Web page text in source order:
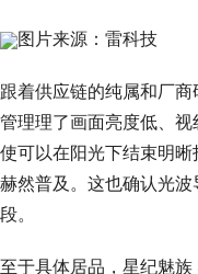
图片来源：雷科技
跟着供应链的纯属和厂
管理理了画面亮度低、
使可以在阳光下结束明
赫然普及。这也确认光
段。
至于具体居品，星纪魅族